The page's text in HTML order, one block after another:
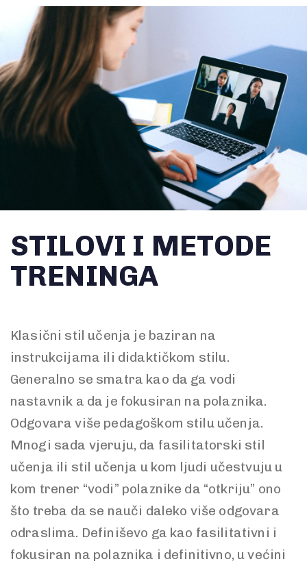
STILOVI I METODE
TRENINGA
Klasični stil učenja je baziran na
instrukcijama ili didaktičkom stilu.
Generalno se smatra kao da ga vodi
nastavnik a da je fokusiran na polaznika.
Odgovara više pedagoškom stilu učenja.
Mnogi sada vjeruju, da fasilitatorski stil
učenja ili stil učenja u kom ljudi učestvuju u
kom trener “vodi” polaznike da “otkriju” ono
što treba da se nauči daleko više odgovara
odraslima. Definiševo ga kao fasilitativni i
fokusiran na polaznika i definitivno, u većini